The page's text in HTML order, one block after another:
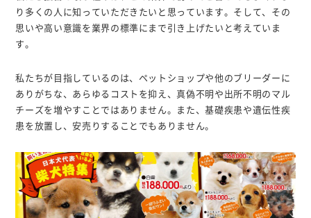
り多くの人に知っていただきたいと思っています。そして、その
思いや高い意識を業界の標準にまで引き上げたいと考えていま
す。
私たちが目指しているのは、ペットショップや他のブリーダーに
ありがちな、あらゆるコストを抑え、真偽不明や出所不明のマル
チーズを増やすことではありません。また、基礎疾患や遺伝性疾
患を放置し、安売りすることでもありません。